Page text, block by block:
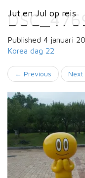
Jut en Jul op reis
Primary
Menu
Jut en Jul op reis
Published 4 januari
Korea dag 22
← Previous Next